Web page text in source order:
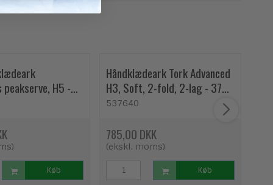
peakserve, H5 -
Køb
Håndklædeark Tork Advanced
H3, Soft, 2-fold, 2-lag - 3750
ark
537640
785,00 DKK
(ekskl. moms)
Køb